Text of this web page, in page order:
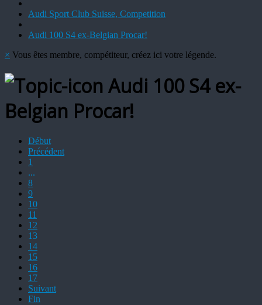
Audi Sport Club Suisse, Competition
Audi 100 S4 ex-Belgian Procar!
× Vous êtes membre, compétiteur, créez ici votre légende.
Audi 100 S4 ex-
Belgian Procar!
Début
Précédent
1
...
8
9
10
11
12
13
14
15
16
17
Suivant
Fin